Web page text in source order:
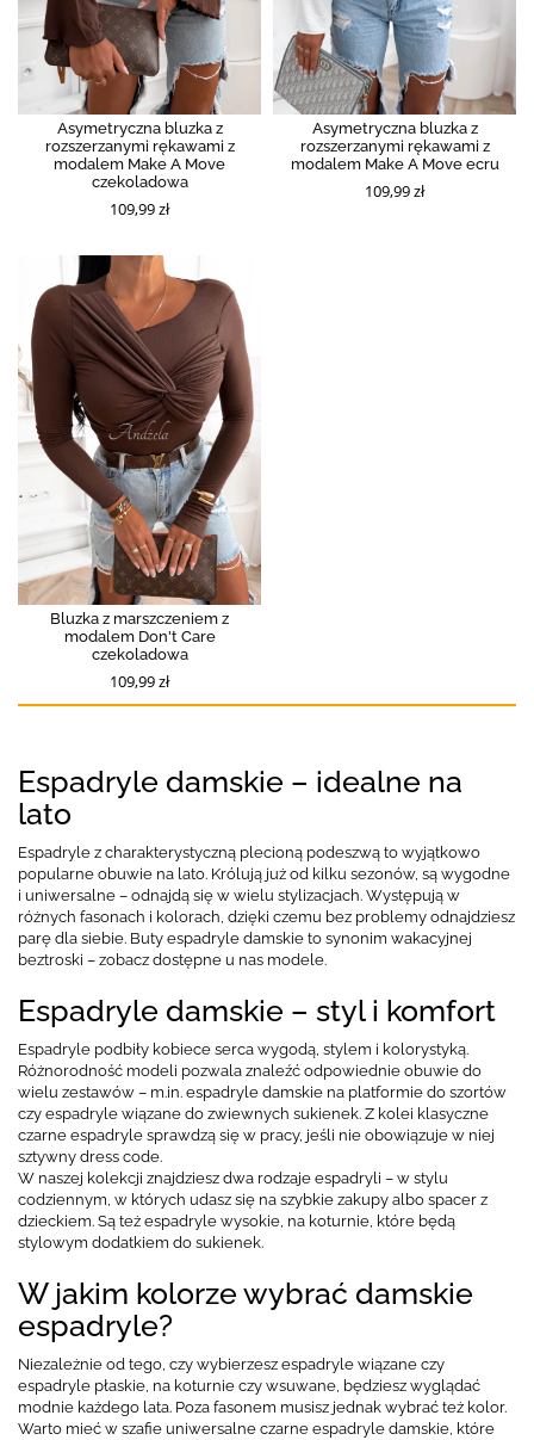
Asymetryczna bluzka z
rozszerzanymi rękawami z
modalem Make A Move
czekoladowa
109,99 zł
Asymetryczna bluzka z
rozszerzanymi rękawami z
modalem Make A Move ecru
109,99 zł
Bluzka z marszczeniem z
modalem Don't Care
czekoladowa
109,99 zł
Espadryle damskie – idealne na
lato
Espadryle z charakterystyczną plecioną podeszwą to wyjątkowo
popularne obuwie na lato. Królują już od kilku sezonów, są wygodne
i uniwersalne – odnajdą się w wielu stylizacjach. Występują w
różnych fasonach i kolorach, dzięki czemu bez problemy odnajdziesz
parę dla siebie. Buty espadryle damskie to synonim wakacyjnej
beztroski – zobacz dostępne u nas modele.
Espadryle damskie – styl i komfort
Espadryle podbiły kobiece serca wygodą, stylem i kolorystyką.
Różnorodność modeli pozwala znaleźć odpowiednie obuwie do
wielu zestawów – m.in. espadryle damskie na platformie do szortów
czy espadryle wiązane do zwiewnych sukienek. Z kolei klasyczne
czarne espadryle sprawdzą się w pracy, jeśli nie obowiązuje w niej
sztywny dress code.
W naszej kolekcji znajdziesz dwa rodzaje espadryli – w stylu
codziennym, w których udasz się na szybkie zakupy albo spacer z
dzieckiem. Są też espadryle wysokie, na koturnie, które będą
stylowym dodatkiem do sukienek.
W jakim kolorze wybrać damskie
espadryle?
Niezależnie od tego, czy wybierzesz espadryle wiązane czy
espadryle płaskie, na koturnie czy wsuwane, będziesz wyglądać
modnie każdego lata. Poza fasonem musisz jednak wybrać też kolor.
Warto mieć w szafie uniwersalne czarne espadryle damskie, które